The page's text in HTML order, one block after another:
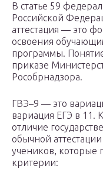
В статье 59
Российской
аттестация — это
освоения
программы.
приказе
Рособрнадзора.
ГВЭ–9 — это
вариация ЕГЭ в 11.
отличие
обычной
учеников, которые
критерии: